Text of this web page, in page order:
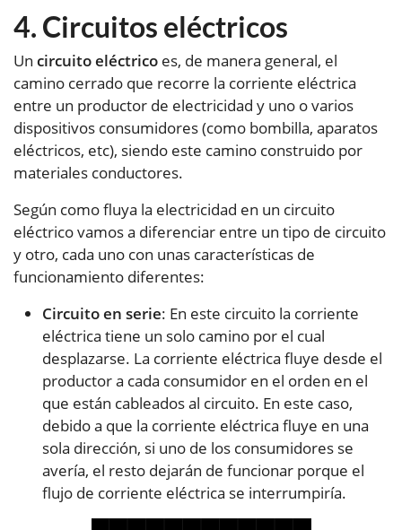
Circuitos eléctricos
Un circuito eléctrico es, de manera general, el
camino cerrado que recorre la corriente eléctrica
entre un productor de electricidad y uno o varios
dispositivos consumidores (como bombilla, aparatos
eléctricos, etc), siendo este camino construido por
materiales conductores.
Según como fluya la electricidad en un circuito
eléctrico vamos a diferenciar entre un tipo de circuito
y otro, cada uno con unas características de
funcionamiento diferentes:
Circuito en serie: En este circuito la corriente
eléctrica tiene un solo camino por el cual
desplazarse. La corriente eléctrica fluye desde el
productor a cada consumidor en el orden en el
que están cableados al circuito. En este caso,
debido a que la corriente eléctrica fluye en una
sola dirección, si uno de los consumidores se
avería, el resto dejarán de funcionar porque el
flujo de corriente eléctrica se interrumpiría.